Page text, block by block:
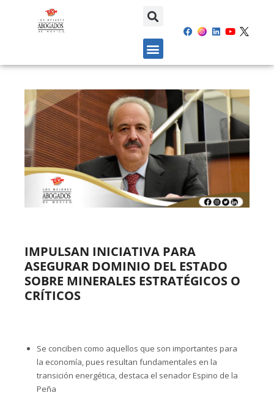
IMPULSAN INICIATIVA PARA
ASEGURAR DOMINIO DEL ESTADO
SOBRE MINERALES ESTRATÉGICOS O
CRÍTICOS
Se conciben como aquellos que son importantes para
la economía, pues resultan fundamentales en la
transición energética, destaca el senador Espino de la
Peña